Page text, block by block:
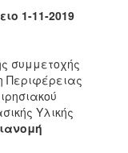
1-11-2019
συμμετοχής
Περιφέρειας
Υλικής